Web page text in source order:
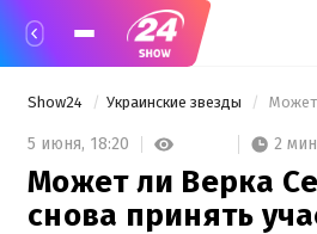
Show24 Украинские звезды
5 июня, 18:20 2 мин
Может ли Верка
снова принять